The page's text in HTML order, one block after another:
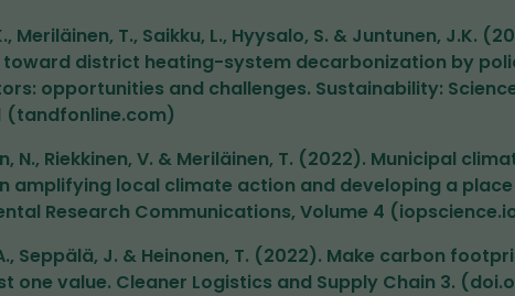
Meriläinen, T., Saikku, L., Hyysalo, S. & Juntunen, J.K.
district heating-system decarbonization by
opportunities and challenges. Sustainability:
(tandfonline.com)
N., Riekkinen, V. & Meriläinen, T. (2022). Municipal
amplifying local climate action and developing a
Research Communications, Volume 4
Seppälä, J. & Heinonen, T. (2022). Make carbon
one value. Cleaner Logistics and Supply Chain 3.